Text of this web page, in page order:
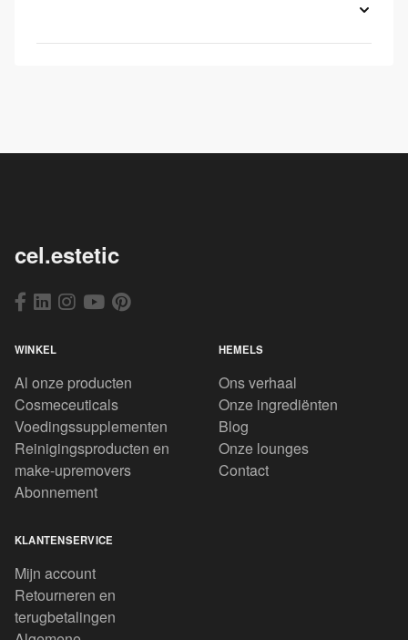
cel.estetic
WINKEL
Al onze producten
Cosmeceuticals
Voedingssupplementen
Reinigingsproducten en
make-upremovers
Abonnement
HEMELS
Ons verhaal
Onze ingrediënten
Blog
Onze lounges
Contact
KLANTENSERVICE
Mijn account
Retourneren en
terugbetalingen